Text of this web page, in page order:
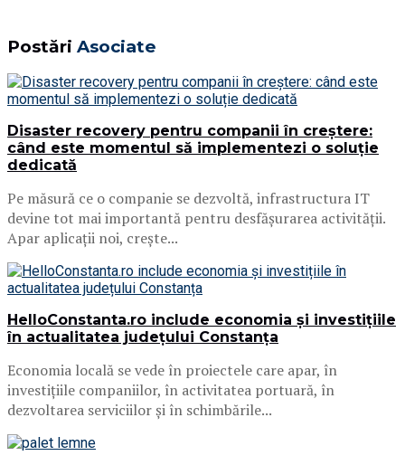
Postări Asociate
Disaster recovery pentru companii în creștere:
când este momentul să implementezi o soluție
dedicată
Pe măsură ce o companie se dezvoltă, infrastructura IT
devine tot mai importantă pentru desfășurarea activității.
Apar aplicații noi, crește...
HelloConstanta.ro include economia și investițiile
în actualitatea județului Constanța
Economia locală se vede în proiectele care apar, în
investițiile companiilor, în activitatea portuară, în
dezvoltarea serviciilor și în schimbările...